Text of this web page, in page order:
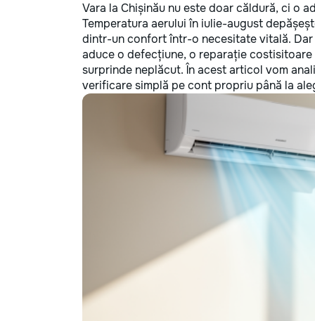
Vara la Chișinău nu este doar căldură, ci o
Temperatura aerului în iulie-august
dintr-un confort într-o necesitate vitală.
aduce o defecțiune, o reparație
surprinde neplăcut. În acest articol vom
verificare simplă pe cont propriu până la